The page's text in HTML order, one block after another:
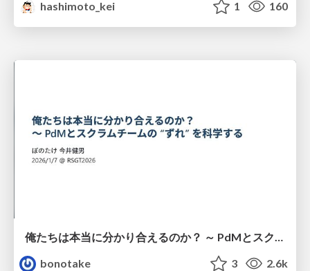
hashimoto_kei
1 160
俺たちは本当に分かり合えるのか？ ～ PdMとスクラムチームの “ずれ” を科学する
bonotake
3 2.6k